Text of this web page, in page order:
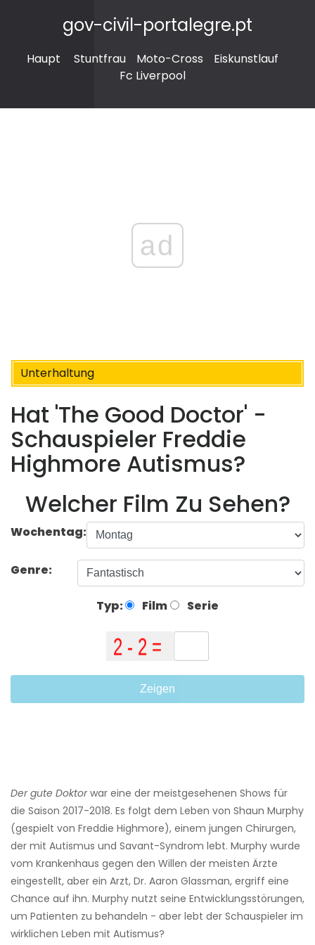
gov-civil-portalegre.pt
Haupt Stuntfrau Moto-Cross
Eiskunstlauf
Fc Liverpool
ad
Unterhaltung
Hat 'The Good Doctor' -
Schauspieler Freddie
Highmore Autismus?
Welcher Film Zu Sehen?
Wochentag:
Genre:
Typ: Film Serie
Zeigen
Der gute Doktorwar eine der meistgesehenen Shows für
die Saison 2017-2018. Es folgt dem Leben von Shaun Murphy
(gespielt von Freddie Highmore), einem jungen Chirurgen,
der mit Autismus und Savant-Syndrom lebt. Murphy wurde
vom Krankenhaus gegen den Willen der meisten Ärzte
eingestellt, aber ein Arzt, Dr. Aaron Glassman, ergriff eine
Chance auf ihn. Murphy nutzt seine Entwicklungsstörungen,
um Patienten zu behandeln - aber lebt der Schauspieler im
wirklichen Leben mit Autismus?